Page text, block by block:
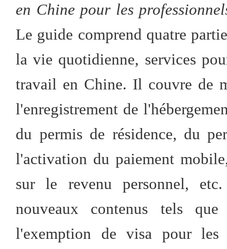
en Chine pour les
Le guide comprend quatre
la vie quotidienne, services
travail en Chine. Il couvre de
l'enregistrement de
du permis de résidence, du
l'activation du paiement
sur le revenu personnel,
nouveaux contenus tels
l'exemption de visa pour les